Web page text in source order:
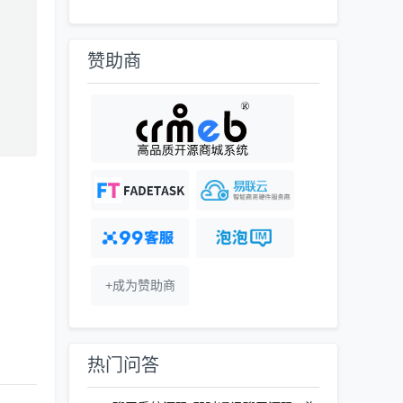
赞助商
+成为赞助商
热门问答